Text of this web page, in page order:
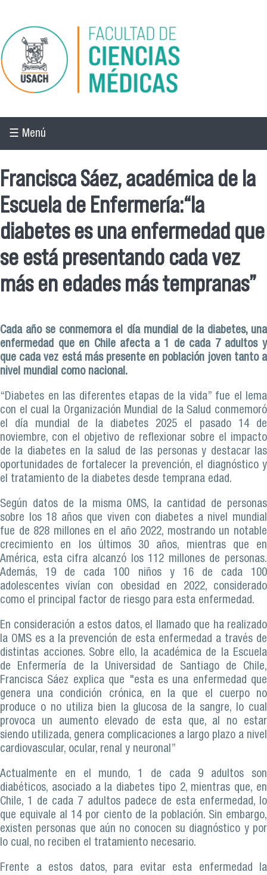
Pasar al contenido principal
☰ Menú
Francisca Sáez, académica de la
Escuela de Enfermería:“la
diabetes es una enfermedad que
se está presentando cada vez
más en edades más tempranas”
Cada año se conmemora el día mundial de la diabetes, una
enfermedad que en Chile afecta a 1 de cada 7 adultos y
que cada vez está más presente en población joven tanto a
nivel mundial como nacional.
“Diabetes en las diferentes etapas de la vida” fue el lema
con el cual la Organización Mundial de la Salud conmemoró
el día mundial de la diabetes 2025 el pasado 14 de
noviembre, con el objetivo de reflexionar sobre el impacto
de la diabetes en la salud de las personas y destacar las
oportunidades de fortalecer la prevención, el diagnóstico y
el tratamiento de la diabetes desde temprana edad.
Según datos de la misma OMS, la cantidad de personas
sobre los 18 años que viven con diabetes a nivel mundial
fue de 828 millones en el año 2022, mostrando un notable
crecimiento en los últimos 30 años, mientras que en
América, esta cifra alcanzó los 112 millones de personas.
Además, 19 de cada 100 niños y 16 de cada 100
adolescentes vivían con obesidad en 2022, considerado
como el principal factor de riesgo para esta enfermedad.
En consideración a estos datos, el llamado que ha realizado
la OMS es a la prevención de esta enfermedad a través de
distintas acciones. Sobre ello, la académica de la Escuela
de Enfermería de la Universidad de Santiago de Chile,
Francisca Sáez explica que "esta es una enfermedad que
genera una condición crónica, en la que el cuerpo no
produce o no utiliza bien la glucosa de la sangre, lo cual
provoca un aumento elevado de esta que, al no estar
siendo utilizada, genera complicaciones a largo plazo a nivel
cardiovascular, ocular, renal y neuronal”
Actualmente en el mundo, 1 de cada 9 adultos son
diabéticos, asociado a la diabetes tipo 2, mientras que, en
Chile, 1 de cada 7 adultos padece de esta enfermedad, lo
que equivale al 14 por ciento de la población. Sin embargo,
existen personas que aún no conocen su diagnóstico y por
lo cual, no reciben el tratamiento necesario.
Frente a estos datos, para evitar esta enfermedad la